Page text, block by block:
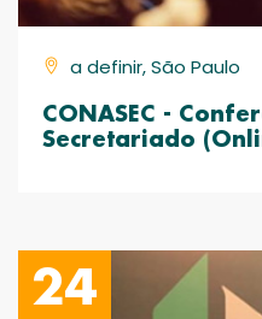
a definir, São Paulo
CONASEC -
Secretariado
24